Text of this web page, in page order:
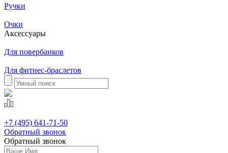
Ручки
Очки
Аксессуары
Для повербанков
Для фитнес-браслетов
+7 (495) 641-71-50
Обратный звонок
Обратный звонок